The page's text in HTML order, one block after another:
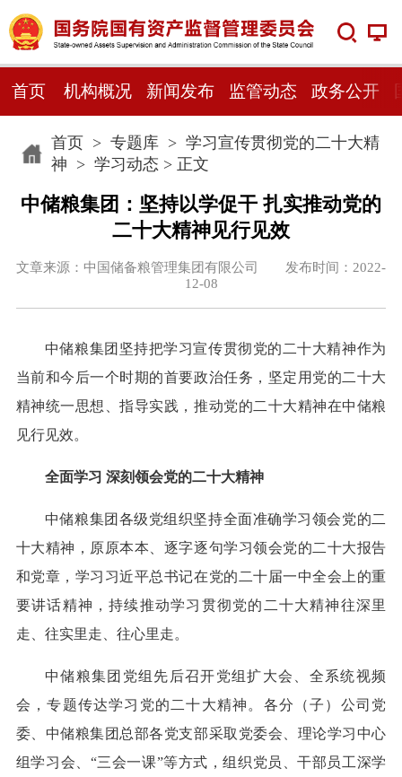
首页 机构概况 新闻发布 监管动态 政务公开
首页> 专题库> 学习宣传贯彻党的二十大精
神 > 学习动态 > 正文
中储粮集团：坚持以学促干 扎实推动党的
二十大精神见行见效
文章来源：中国储备粮管理集团有限公司 发布时间：2022-
12-08
中储粮集团坚持把学习宣传贯彻党的二十大精神作为
当前和今后一个时期的首要政治任务，坚定用党的二十大
精神统一思想、指导实践，推动党的二十大精神在中储粮
见行见效。
全面学习 深刻领会党的二十大精神
中储粮集团各级党组织坚持全面准确学习领会党的二
十大精神，原原本本、逐字逐句学习领会党的二十大报告
和党章，学习习近平总书记在党的二十届一中全会上的重
要讲话精神，持续推动学习贯彻党的二十大精神往深里
走、往实里走、往心里走。
中储粮集团党组先后召开党组扩大会、全系统视频
会，专题传达学习党的二十大精神。各分（子）公司党
委、中储粮集团总部各党支部采取党委会、理论学习中心
组学习会、“三会一课”等方式，组织党员、干部员工深学